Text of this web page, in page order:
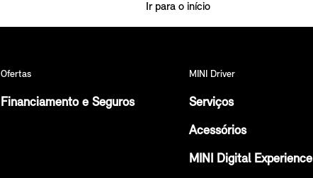
Ir para o início
Ofertas
Financiamento e Seguros
MINI Driver
Serviços
Acessórios
MINI Digital Experience